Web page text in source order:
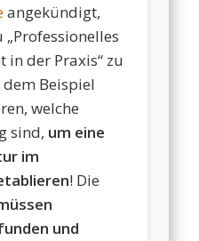
angekündigt,
„Professionelles
in der Praxis“ zu
Beispiel
welche
sind, um eine
im
! Die
und